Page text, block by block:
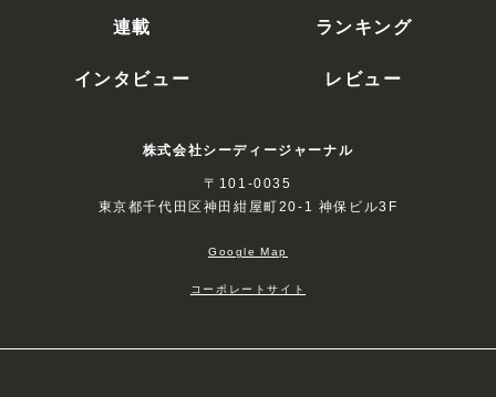
連載
ランキング
インタビュー
レビュー
株式会社シーディージャーナル
〒101-0035
東京都千代田区神田紺屋町20-1 神保ビル3F
Google Map
コーポレートサイト